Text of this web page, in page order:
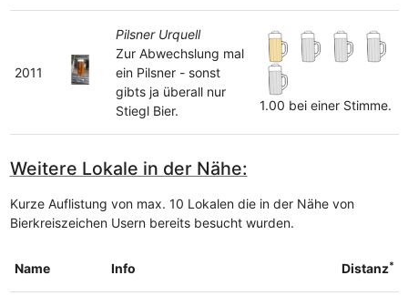
2011
Pilsner Urquell
Zur Abwechslung mal
ein Pilsner - sonst
gibts ja überall nur
Stiegl Bier.
1.00 bei einer Stimme.
Weitere Lokale in der Nähe:
Kurze Auflistung von max. 10 Lokalen die in der Nähe von
Bierkreiszeichen Usern bereits besucht wurden.
Name Info Distanz*